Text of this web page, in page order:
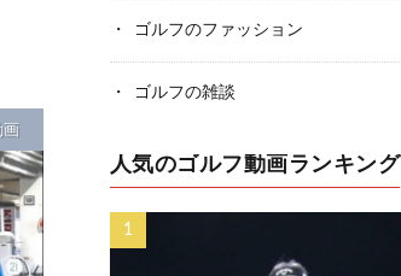
画
ゴルフのファッション
ゴルフの雑談
人気のゴルフ動画ランキング